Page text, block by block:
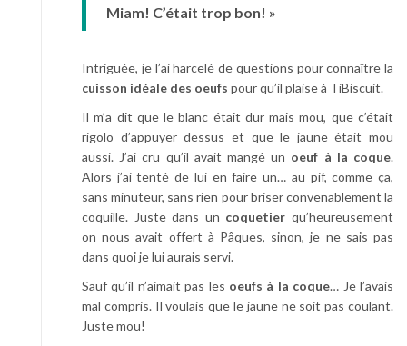
Miam! C’était trop bon! »
Intriguée, je l’ai harcelé de questions pour connaître la
cuisson idéale des oeufs pour qu’il plaise à TiBiscuit.
Il m’a dit que le blanc était dur mais mou, que c’était
rigolo d’appuyer dessus et que le jaune était mou
aussi. J’ai cru qu’il avait mangé un oeuf à la coque.
Alors j’ai tenté de lui en faire un… au pif, comme ça,
sans minuteur, sans rien pour briser convenablement la
coquille. Juste dans un coquetier qu’heureusement
on nous avait offert à Pâques, sinon, je ne sais pas
dans quoi je lui aurais servi.
Sauf qu’il n’aimait pas les oeufs à la coque… Je l’avais
mal compris. Il voulais que le jaune ne soit pas coulant.
Juste mou!